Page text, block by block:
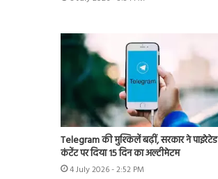
Telegram की मुश्किलें बढ़ीं, सरकार ने पाइरेटेड
कंटेंट पर दिया 15 दिन का अल्टीमेटम
4 July 2026 - 2:52 PM